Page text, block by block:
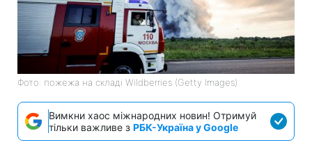
Фото: пожежа на складі Wildberries (Getty Images)
Вимкни хаос міжнародних новин! Отримуй
тільки важливе з РБК-Україна у Google